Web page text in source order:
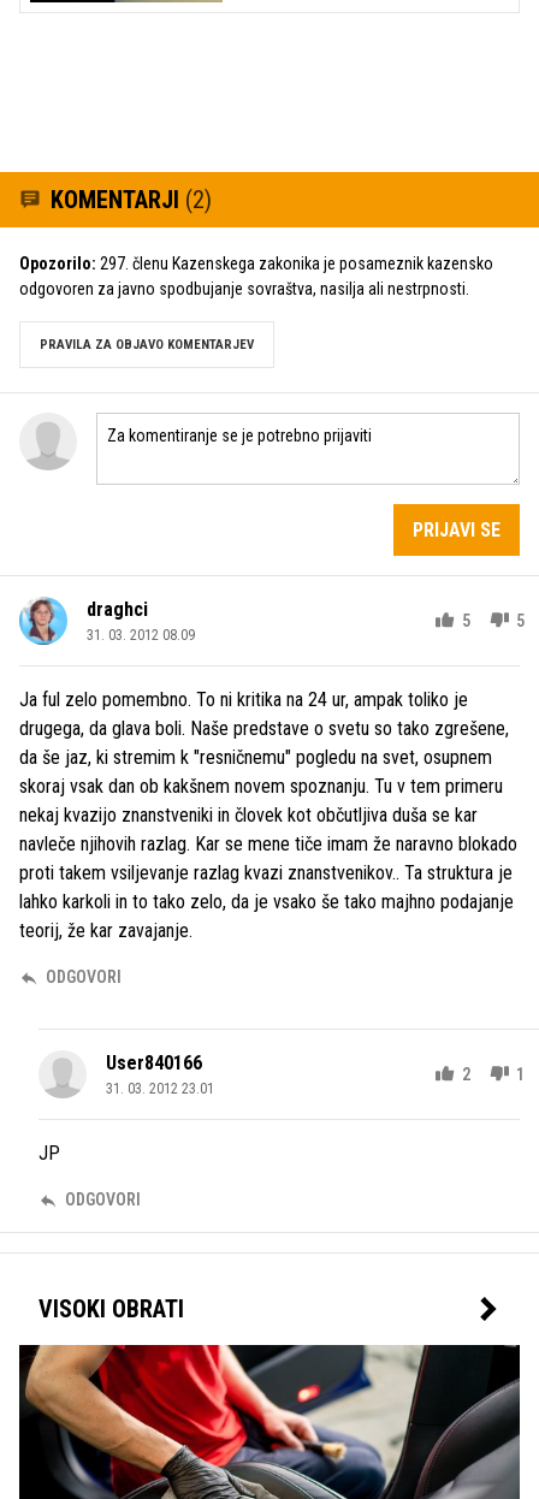
KOMENTARJI (2)
Opozorilo: 297. členu Kazenskega zakonika je posameznik kazensko
odgovoren za javno spodbujanje sovraštva, nasilja ali nestrpnosti.
PRAVILA ZA OBJAVO KOMENTARJEV
PRIJAVI SE
draghci
31. 03. 2012 08.09
5 5
Ja ful zelo pomembno. To ni kritika na 24 ur, ampak toliko je
drugega, da glava boli. Naše predstave o svetu so tako zgrešene,
da še jaz, ki stremim k "resničnemu" pogledu na svet, osupnem
skoraj vsak dan ob kakšnem novem spoznanju. Tu v tem primeru
nekaj kvazijo znanstveniki in človek kot občutljiva duša se kar
navleče njihovih razlag. Kar se mene tiče imam že naravno blokado
proti takem vsiljevanje razlag kvazi znanstvenikov.. Ta struktura je
lahko karkoli in to tako zelo, da je vsako še tako majhno podajanje
teorij, že kar zavajanje.
ODGOVORI
User840166
31. 03. 2012 23.01
2 1
JP
ODGOVORI
VISOKI OBRATI